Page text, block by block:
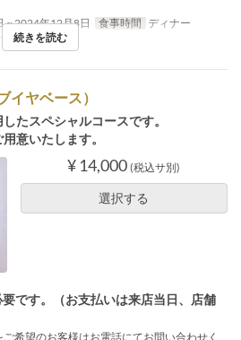
~ 2024年12月8日 食事時間 ディナー
ロア
続きを読む
イヤベース）
たスペシャルコースです。
意いたします。
¥ 14,000 (税込サ別)
選択する
です。（お支払いは来店当日、店舗
希望のお客様はお電話にてお問い合わせく